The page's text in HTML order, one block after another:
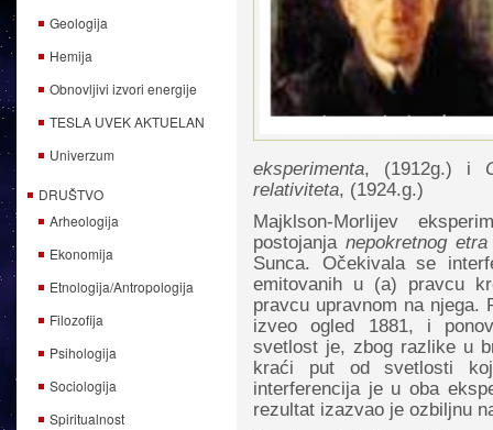
Geologija
Hemija
Obnovljivi izvori energije
TESLA UVEK AKTUELAN
Univerzum
DRUŠTVO
Arheologija
Ekonomija
Etnologija/Antropologija
Filozofija
Psihologija
Sociologija
Spiritualnost
eksperimenta, (1912g.) i
relativiteta, (1924.g.)
Majklson-Morlijev
postojanja nepokretnog etra
Sunca. Očekivala se
emitovanih u (a) pravcu
pravcu upravnom na njega.
izveo ogled 1881, i
svetlost je, zbog razlike u
kraći put od svetlosti
interferencija je u oba
rezultat izazvao je ozbiljnu